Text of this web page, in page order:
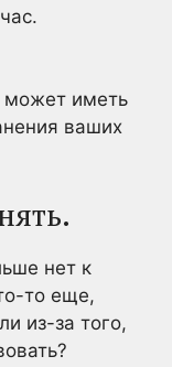
может иметь
ваших
нет к
то еще,
из-за того,